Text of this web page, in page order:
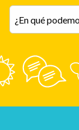
adicional.